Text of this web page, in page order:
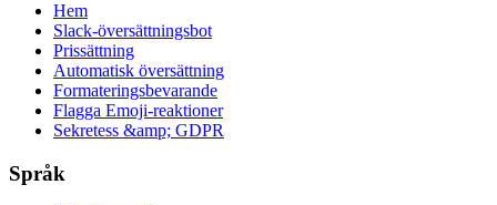
Hem
Slack-översättningsbot
Prissättning
Automatisk översättning
Formateringsbevarande
Flagga Emoji-reaktioner
Sekretess &amp; GDPR
Språk